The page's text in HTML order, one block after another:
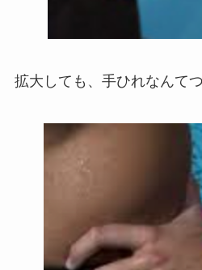
拡大しても、手ひれなんて